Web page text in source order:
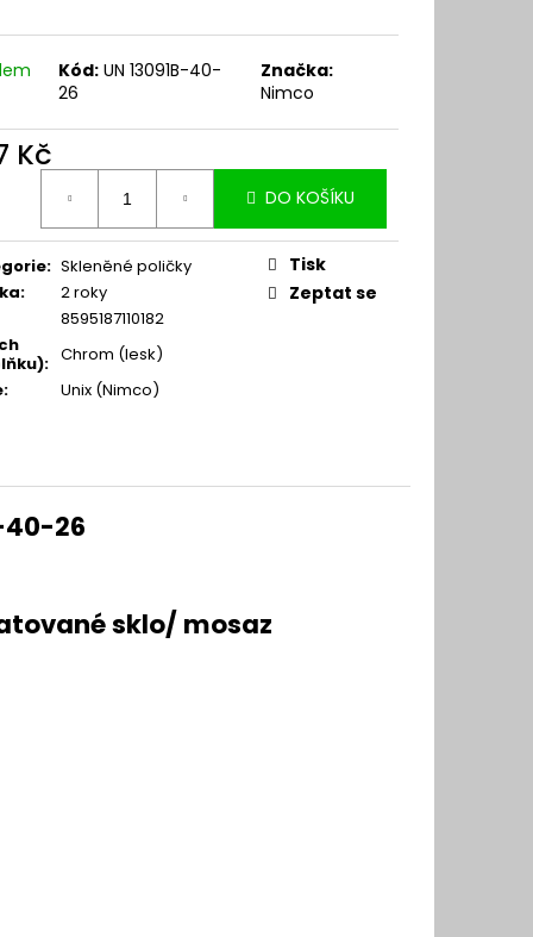
Kód: UN 13091B-40-
26
Značka:
Nimco
Kč
DO KOŠÍKU
: Skleněné poličky
:
2 roky
8595187110182
: Chrom (lesk)
: Unix (Nimco)
Tisk
Zeptat se
40-26
sklo/ mosaz